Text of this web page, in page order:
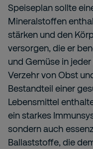
Speiseplan sollte
Mineralstoffen
stärken und den
versorgen, die er
und Gemüse in
Verzehr von Obst
Bestandteil einer
Lebensmittel
ein starkes
sondern auch
Ballaststoffe, die